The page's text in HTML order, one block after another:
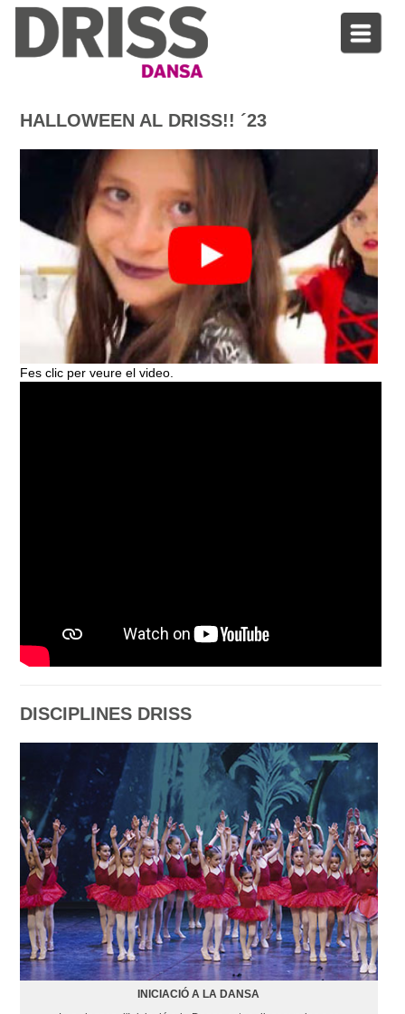
HALLOWEEN AL DRISS!! ´23
Fes clic per veure el video.
DISCIPLINES DRISS
INICIACIÓ A LA DANSA